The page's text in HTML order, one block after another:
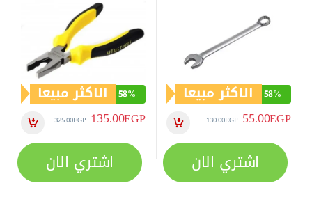
-
58% الاكثر مبيعا
55.00EGP
130.00EGP
اشتري الان
-
58% الاكثر مبيعا
135.00EGP
325.00EGP
اشتري الان